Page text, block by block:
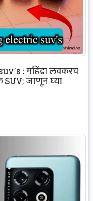
: महिंद्रा लवकरच
SUV; जाणून घ्या